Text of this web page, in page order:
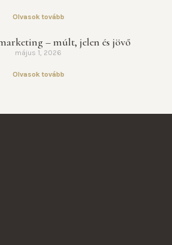
Olvasok tovább
– múlt, jelen és jövő
május 1, 2026
Olvasok tovább